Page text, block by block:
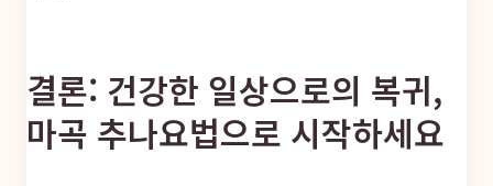
결론: 건강한 일상으로의 복귀,
마곡 추나요법으로 시작하세요